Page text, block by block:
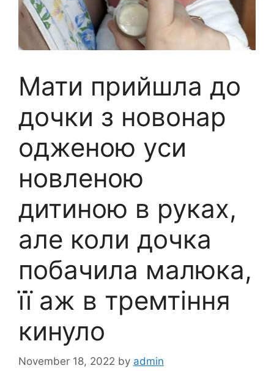
Мати прийшла до
дочки з новонap
oдженою yси
новленою
дитиною в руках,
але коли дочка
побачила малюка,
її аж в тремтіння
кинуло
November 18, 2022 by admin